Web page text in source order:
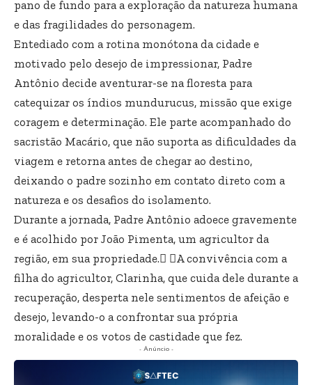
pano de fundo para a exploração da natureza humana
e das fragilidades do personagem.
Entediado com a rotina monótona da cidade e
motivado pelo desejo de impressionar, Padre
Antônio decide aventurar-se na floresta para
catequizar os índios mundurucus, missão que exige
coragem e determinação. Ele parte acompanhado do
sacristão Macário, que não suporta as dificuldades da
viagem e retorna antes de chegar ao destino,
deixando o padre sozinho em contato direto com a
natureza e os desafios do isolamento.
Durante a jornada, Padre Antônio adoece gravemente
e é acolhido por João Pimenta, um agricultor da
região, em sua propriedade. A convivência com a
filha do agricultor, Clarinha, que cuida dele durante a
recuperação, desperta nele sentimentos de afeição e
desejo, levando-o a confrontar sua própria
moralidade e os votos de castidade que fez.
- Anúncio -